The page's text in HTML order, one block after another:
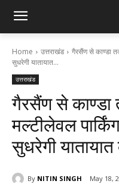
Home उत्तराखंड
गैरसैंण से काण्डा
सुधरेगी यातायात...
उत्तराखंड
गैरसैंण से काण्डा
मल्टीलेवल
सुधरेगी यातायात
By NITIN SINGH May 18,